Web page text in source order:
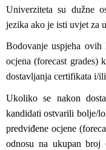
Univerziteta su dužne
jezika ako je isti uvjet za
Bodovanje uspjeha ovih
ocjena (forecast grades)
dostavljanja certifikata i/
Ukoliko se nakon
kandidati ostvarili bolje/
predviđene ocjene
odnosu na ukupan broj